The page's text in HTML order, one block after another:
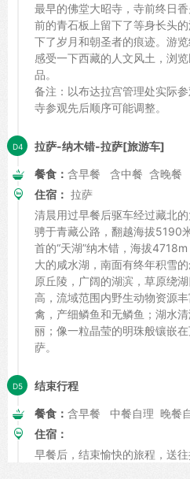
最早的佛堂大昭寺，寺前终日
前的青石板上留下了等身长头
下了岁月和朝圣者的痕迹。游
感受一下西藏的人文风土，浏
品。
备注：以布达拉宫管理处实际
寺参观先后顺序可能调整。
拉萨-纳木错-拉萨[旅游车]
餐食： 含早餐 含中餐 含晚餐
住宿： 拉萨
清晨用过早餐后驱车经过藏北
骋于青藏公路，翻越海拔5190
首的“天湖”纳木错，海拔
大的咸水湖，南面有终年积雪
原丘陵，广阔的湖滨，草原绕
高，流域范围内野生动物资源
禽，产细鳞鱼和无鳞鱼；湖水
丽；像一粒晶莹的明珠般镶嵌
萨。
结束行程
餐食： 含早餐 中餐自理 晚餐
住宿：
早餐后，结束愉快的旅程，送往